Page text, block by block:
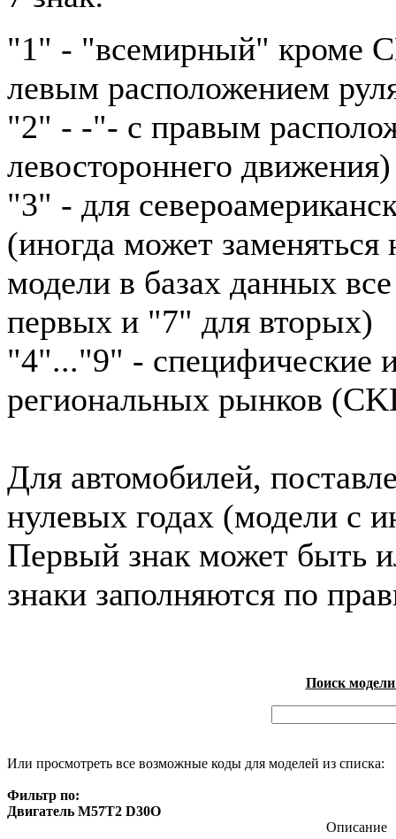
"1" - "всемирный" кроме
левым расположением
"2" - -"- с правым
левостороннего движения)
"3" - для
(иногда может
модели в базах данных
первых и "7" для вторых)
"4"..."9" - специфические
региональных рынков
Для автомобилей,
нулевых годах (модели с
Первый знак может быть
знаки заполняются по
Поиск
Или просмотреть все возможные коды для моделей из списка:
Фильтр по:
Двигатель M57T2 D30O
Описание